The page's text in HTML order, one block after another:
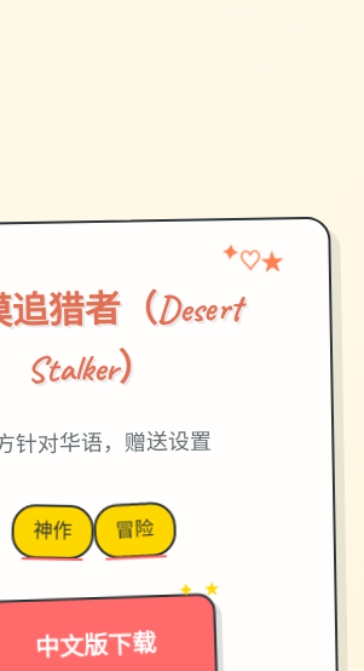
猎者（Desert
Stalker）
✦ ♡
★
针对华语，赠送设置
神作 冒险
中文版下载
→
✦ ★